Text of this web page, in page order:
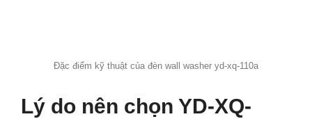
Đặc điểm kỹ thuật của đèn wall washer yd-xq-110a
Lý do nên chọn YD-XQ-